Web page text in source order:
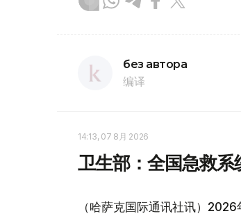
без автора
编译
14:13, 07 8月 2026
卫生部：全国急救系
（哈萨克国际通讯社讯）